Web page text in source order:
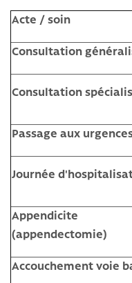
Acte / soin
Consultation
Consultation
Passage aux
Journée
Appendicite
(appendectomie)
Accouchement voie